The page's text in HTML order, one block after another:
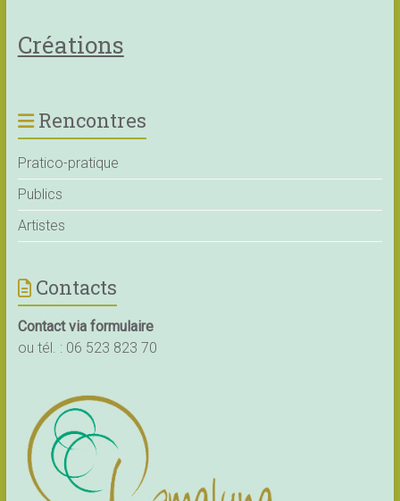
Créations
Rencontres
Pratico-pratique
Publics
Artistes
Contacts
Contact via formulaire
ou tél. : 06 523 823 70